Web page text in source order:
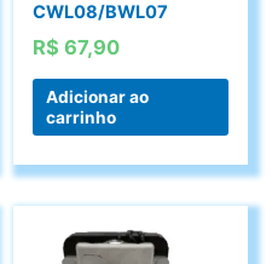
CWL08/BWL07
R$ 67,90
Adicionar ao
carrinho